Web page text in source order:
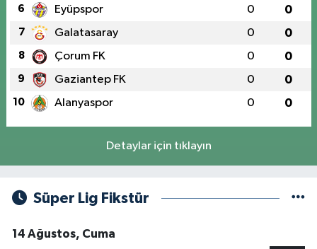
6 Eyüpspor 0 0
7 Galatasaray 0 0
8 Çorum FK 0 0
9 Gaziantep FK 0 0
10 Alanyaspor 0 0
Detaylar için tıklayın
Süper Lig Fikstür
14 Ağustos, Cuma